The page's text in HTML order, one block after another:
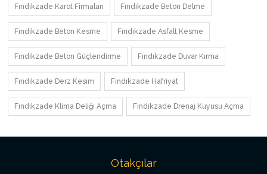
Fındıkzade Karot Firmaları Fındıkzade Beton Delme
Fındıkzade Beton Kesme Fındıkzade Asfalt Kesme
Fındıkzade Beton Güçlendirme Fındıkzade Duvar Kırma
Fındıkzade Derz Kesim Fındıkzade Hafriyat
Fındıkzade Klima Deliği Açma Fındıkzade Drenaj Kuyusu Açma
Otakçılar